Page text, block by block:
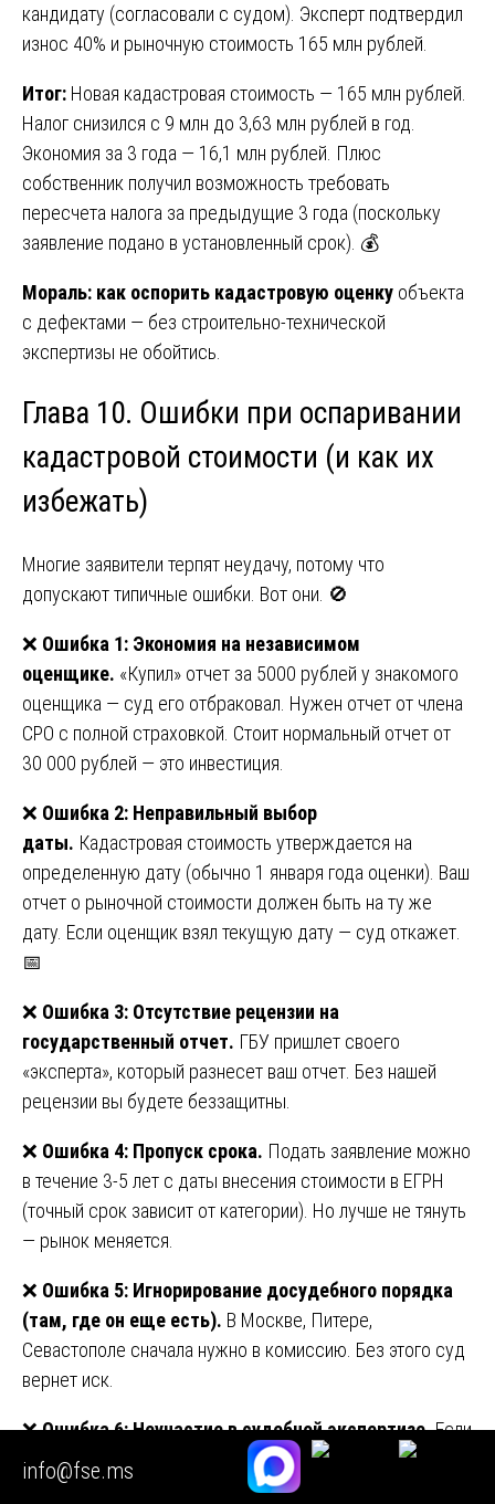
кандидату (согласовали с судом). Эксперт подтвердил
износ 40% и рыночную стоимость 165 млн рублей.
Итог: Новая кадастровая стоимость — 165 млн рублей.
Налог снизился с 9 млн до 3,63 млн рублей в год.
Экономия за 3 года — 16,1 млн рублей. Плюс
собственник получил возможность требовать
пересчета налога за предыдущие 3 года (поскольку
заявление подано в установленный срок). 💰
Мораль: как оспорить кадастровую оценку объекта
с дефектами — без строительно-технической
экспертизы не обойтись.
Глава 10. Ошибки при оспаривании
кадастровой стоимости (и как их
избежать)
Многие заявители терпят неудачу, потому что
допускают типичные ошибки. Вот они. 🚫
❌ Ошибка 1: Экономия на независимом
оценщике. «Купил» отчет за 5000 рублей у знакомого
оценщика — суд его отбраковал. Нужен отчет от члена
СРО с полной страховкой. Стоит нормальный отчет от
30 000 рублей — это инвестиция.
❌ Ошибка 2: Неправильный выбор
даты. Кадастровая стоимость утверждается на
определенную дату (обычно 1 января года оценки). Ваш
отчет о рыночной стоимости должен быть на ту же
дату. Если оценщик взял текущую дату — суд откажет.
📅
❌ Ошибка 3: Отсутствие рецензии на
государственный отчет. ГБУ пришлет своего
«эксперта», который разнесет ваш отчет. Без нашей
рецензии вы будете беззащитны.
❌ Ошибка 4: Пропуск срока. Подать заявление можно
в течение 3-5 лет с даты внесения стоимости в ЕГРН
(точный срок зависит от категории). Но лучше не тянуть
— рынок меняется.
❌ Ошибка 5: Игнорирование досудебного порядка
(там, где он еще есть). В Москве, Питере,
Севастополе сначала нужно в комиссию. Без этого суд
вернет иск.
❌Ошибка 6: Неучастие в судебной экспертизе.Если
суд назначил эксперта, а вы не взаимодействуете —
эксперт может сделать выводы против вас. Наш
info@fse.ms